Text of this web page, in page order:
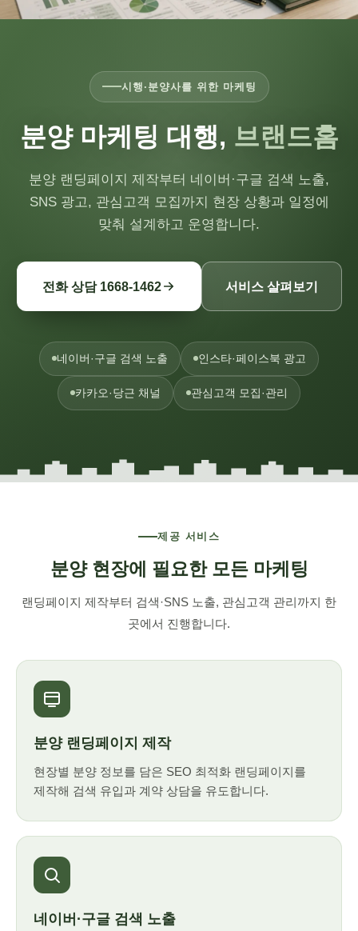
시행·분양사를 위한 마케팅
분양 마케팅 대행, 브랜드홈
분양 랜딩페이지 제작부터 네이버·구글 검색 노출,
SNS 광고, 관심고객 모집까지 현장 상황과 일정에
맞춰 설계하고 운영합니다.
전화 상담 1668-1462 서비스 살펴보기
네이버·구글 검색 노출 인스타·페이스북 광고
카카오·당근 채널 관심고객 모집·관리
제공 서비스
분양 현장에 필요한 모든 마케팅
랜딩페이지 제작부터 검색·SNS 노출, 관심고객 관리까지 한
곳에서 진행합니다.
분양 랜딩페이지 제작
현장별 분양 정보를 담은 SEO 최적화 랜딩페이지를
제작해 검색 유입과 계약 상담을 유도합니다.
네이버·구글 검색 노출